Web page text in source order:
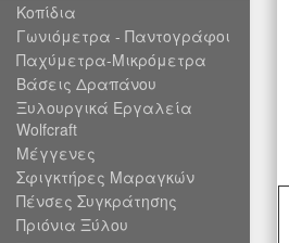
Κοπίδια
Γωνιόμετρα - Παντογράφοι
Παχύμετρα-Μικρόμετρα
Βάσεις Δραπάνου
Ξυλουργικά Εργαλεία
Wolfcraft
Μέγγενες
Σφιγκτήρες Μαραγκών
Πένσες Συγκράτησης
Πριόνια Ξύλου